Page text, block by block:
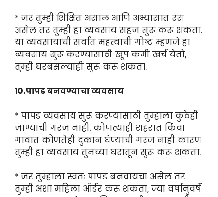
* जर तुम्ही शिक्षित असाल आणि अभ्यासात रस
असेल तर तुम्ही हा व्यवसाय सहज सुरू करू शकता.
या व्यवसायाची सर्वात महत्वाची गोष्ट म्हणजे हा
व्यवसाय सुरू करण्यासाठी खूप कमी खर्च येतो,
तुम्ही घरबसल्याही सुरू करू शकता.
10.पापड बनवण्याचा व्यवसाय
* पापड व्यवसाय सुरू करण्यासाठी तुम्हाला कुठेही
जाण्याची गरज नाही. कोणत्याही शहरात किंवा
गावात कोणतेही दुकान घेण्याची गरज नाही कारण
तुम्ही हा व्यवसाय तुमच्या घरातून सुरू करू शकता.
* जर तुम्हाला स्वतः पापड बनवायचा असेल तर
तुम्ही अशा महिला ऑर्डर करू शकता, ज्या वर्षानुवर्षे